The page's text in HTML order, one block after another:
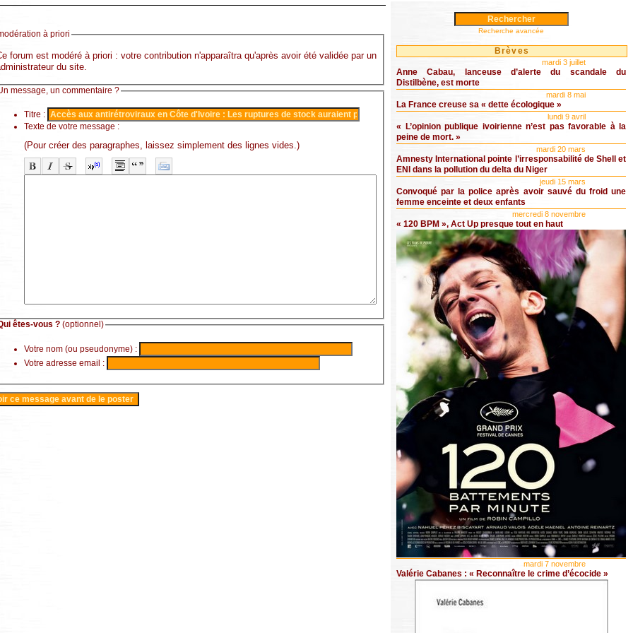
à priori
forum est modéré à priori : votre contribution n'apparaîtra qu'après avoir été validée par un
du site.
message, un commentaire ?
Titre :
Texte de votre message :
(Pour créer des paragraphes, laissez simplement des lignes vides.)
-
-
-
êtes-vous ? (optionnel)
Votre nom (ou pseudonyme) :
Votre adresse email :
Recherche avancée
Brèves
mardi 3 juillet
Anne Cabau, lanceuse d’alerte du scandale du
Distilbène, est morte
mardi 8 mai
La France creuse sa « dette écologique »
lundi 9 avril
« L’opinion publique ivoirienne n’est pas favorable à la
peine de mort. »
mardi 20 mars
Amnesty International pointe l’irresponsabilité de Shell et
ENI dans la pollution du delta du Niger
jeudi 15 mars
Convoqué par la police après avoir sauvé du froid une
femme enceinte et deux enfants
mercredi 8 novembre
« 120 BPM », Act Up presque tout en haut
mardi 7 novembre
Valérie Cabanes : « Reconnaître le crime d’écocide »